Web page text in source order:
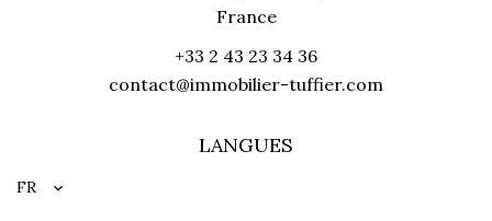
France
+33 2 43 23 34 36
contact@immobilier-tuffier.com
LANGUES
FR